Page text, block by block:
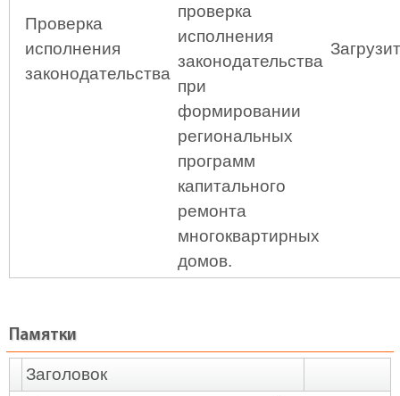
Проверка
исполнения
законодательства
проверка
исполнения
законодательства
при
формировании
региональных
программ
капитального
ремонта
многоквартирных
домов.
Памятки
Заголовок